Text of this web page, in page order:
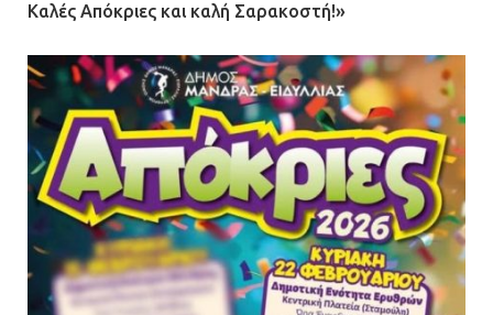
τους μισθούς του 2025 στο Θριάσιο
επεμβάσεων
08.07.2026 | 15:02
Καλές Απόκριες και καλή Σαρακοστή!»